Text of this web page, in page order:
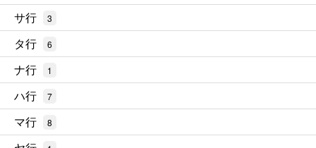
サ行 3
タ行 6
ナ行 1
ハ行 7
マ行 8